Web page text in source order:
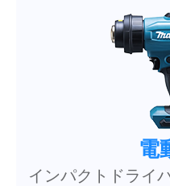
電
インパクトドライ